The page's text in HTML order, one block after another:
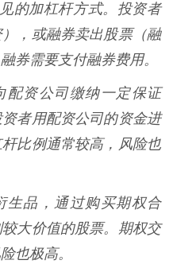
的加杠杆方式。投资者
，或融券卖出股票（融
券需要支付融券费用。
配资公司缴纳一定保证
者用配资公司的资金进
比例通常较高，风险也
生品，通过购买期权合
大价值的股票。期权交
也极高。